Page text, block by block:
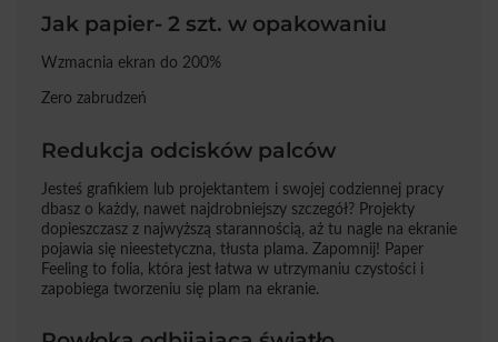
Jak papier- 2 szt. w opakowaniu
Wzmacnia ekran do 200%
Zero zabrudzeń
Redukcja odcisków palców
Jesteś grafikiem lub projektantem i swojej codziennej pracy
dbasz o każdy, nawet najdrobniejszy szczegół? Projekty
dopieszczasz z najwyższą starannością, aż tu nagle na ekranie
pojawia się nieestetyczna, tłusta plama. Zapomnij! Paper
Feeling to folia, która jest łatwa w utrzymaniu czystości i
zapobiega tworzeniu się plam na ekranie.